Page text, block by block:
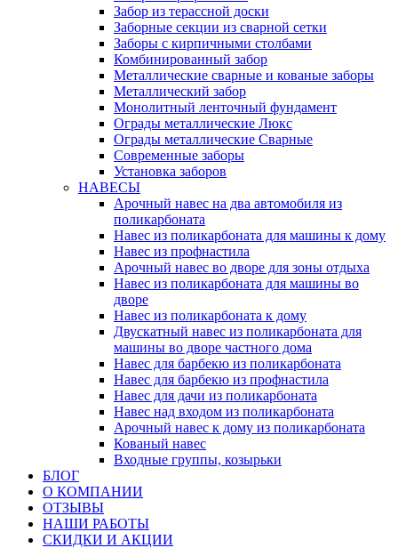
Забор из терассной доски
Заборные секции из сварной сетки
Заборы с кирпичными столбами
Комбинированный забор
Металлические сварные и кованые заборы
Металлический забор
Монолитный ленточный фундамент
Ограды металлические Люкс
Ограды металлические Сварные
Современные заборы
Установка заборов
НАВЕСЫ
Арочный навес на два автомобиля из
поликарбоната
Навес из поликарбоната для машины к дому
Навес из профнастила
Арочный навес во дворе для зоны отдыха
Навес из поликарбоната для машины во
дворе
Навес из поликарбоната к дому
Двускатный навес из поликарбоната для
машины во дворе частного дома
Навес для барбекю из поликарбоната
Навес для барбекю из профнастила
Навес для дачи из поликарбоната
Навес над входом из поликарбоната
Арочный навес к дому из поликарбоната
Кованый навес
Входные группы, козырьки
БЛОГ
О КОМПАНИИ
ОТЗЫВЫ
НАШИ РАБОТЫ
СКИДКИ И АКЦИИ